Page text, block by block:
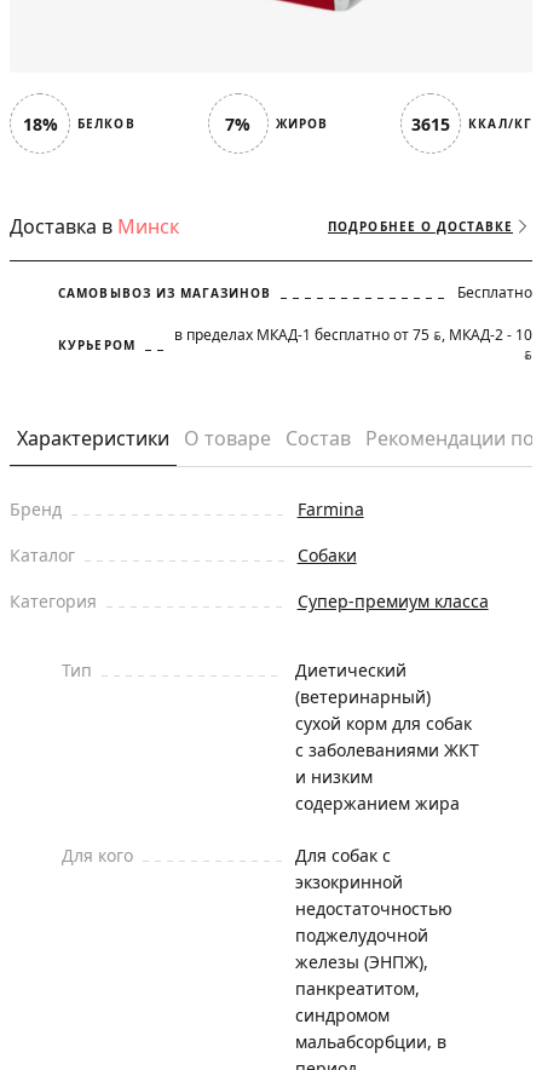
18% БЕЛКОВ 7% ЖИРОВ 3615 ККАЛ/КГ
Доставка в Минск ПОДРОБНЕЕ О ДОСТАВКЕ
САМОВЫВОЗ ИЗ МАГАЗИНОВ Бесплатно
КУРЬЕРОМ в пределах МКАД-1 бесплатно от 75 BYN, МКАД-2 - 10
BYN
Характеристики О товаре Состав Рекомендации
Бренд
Farmina
Каталог
Собаки
Категория
Супер-премиум класса
Тип
Диетический
(ветеринарный)
сухой корм для собак
с заболеваниями ЖКТ
и низким
содержанием жира
Для кого
Для собак с
экзокринной
недостаточностью
поджелудочной
железы (ЭНПЖ),
панкреатитом,
синдромом
мальабсорбции, в